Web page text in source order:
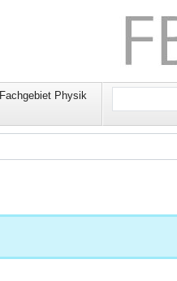
Fachgebiet Physik
Website